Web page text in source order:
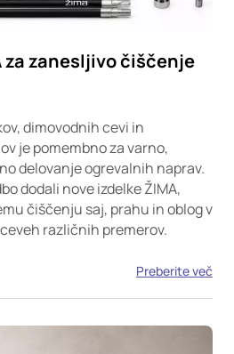
za zanesljivo čiščenje
dimovodnih cevi in
je pomembno za varno,
delovanje ogrevalnih naprav.
dodali nove izdelke ŽIMA,
čiščenju saj, prahu in oblog v
različnih premerov.
Preberite več